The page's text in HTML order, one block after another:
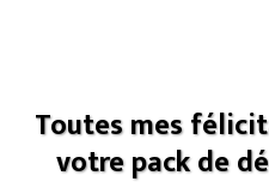
Toutes mes
votre pack de